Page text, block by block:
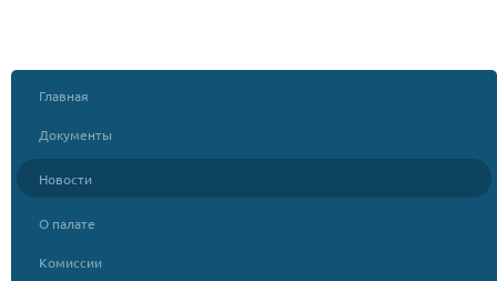
Главная
Документы
Новости
О палате
Комиссии